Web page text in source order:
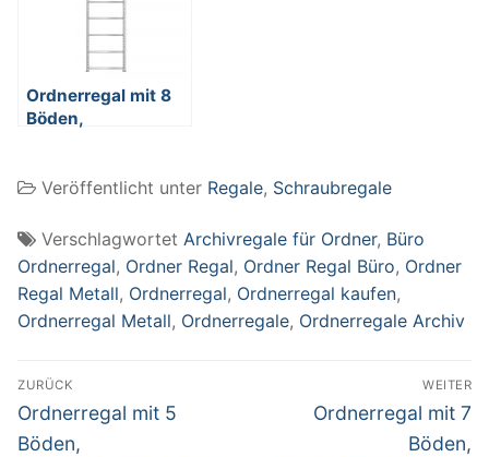
Ordnerregal mit 8
Böden,
BxTxH
mm
Veröffentlicht unter Regale, Schraubregale
Verschlagwortet Archivregale für Ordner, Büro
Ordnerregal, Ordner Regal, Ordner Regal Büro, Ordner
Regal Metall, Ordnerregal, Ordnerregal kaufen,
Ordnerregal Metall, Ordnerregale, Ordnerregale Archiv
Beitragsnavigation
ZURÜCK
Vorheriger
Beitrag:
Ordnerregal mit 5
Böden,
WEITER
Nächster
Ordnerregal mit 7
Böden,